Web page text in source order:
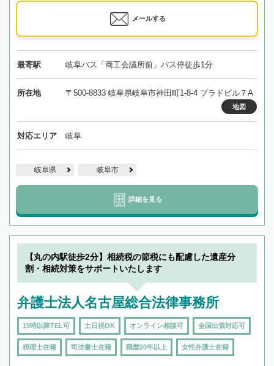
メールする
最寄駅 岐阜バス「商工会議所前」バス停徒歩1分
所在地 〒500-8833 岐阜県岐阜市神田町1-8-4 プラドビル７A
地図
対応エリア 岐阜
岐阜県 岐阜市
詳細を見る
【丸の内駅徒歩2分】相続税の節税にも配慮した遺産分
割・相続対策をサポートいたします
弁護士法人名古屋総合法律事務所
19時以降TEL可 土日祝OK オンライン相談可 全国出張対応可
税理士在籍 司法書士在籍 職歴20年以上 女性弁護士在籍